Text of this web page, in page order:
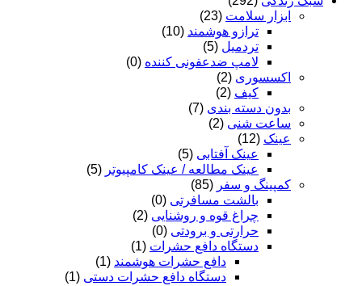
ابزار سلامت (23)
ترازو هوشمند (10)
تردمیل (5)
لامپ ضدعفونی کننده (0)
اکسسوری (2)
کیف (2)
بدون دسته بندی (7)
ساعت شنی (2)
عینک (12)
عینک آفتابی (5)
عینک مطالعه / عینک کامپیوتر (5)
کمپینگ و سفر (85)
بالشت مسافرتی (0)
چراغ قوه و روشنایی (2)
حرارتی و برودتی (0)
دستگاه دافع حشرات (1)
دافع حشرات هوشمند (1)
دستگاه دافع حشرات دستی (1)